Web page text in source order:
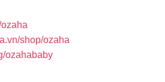
shop/ozaha
ozahababy